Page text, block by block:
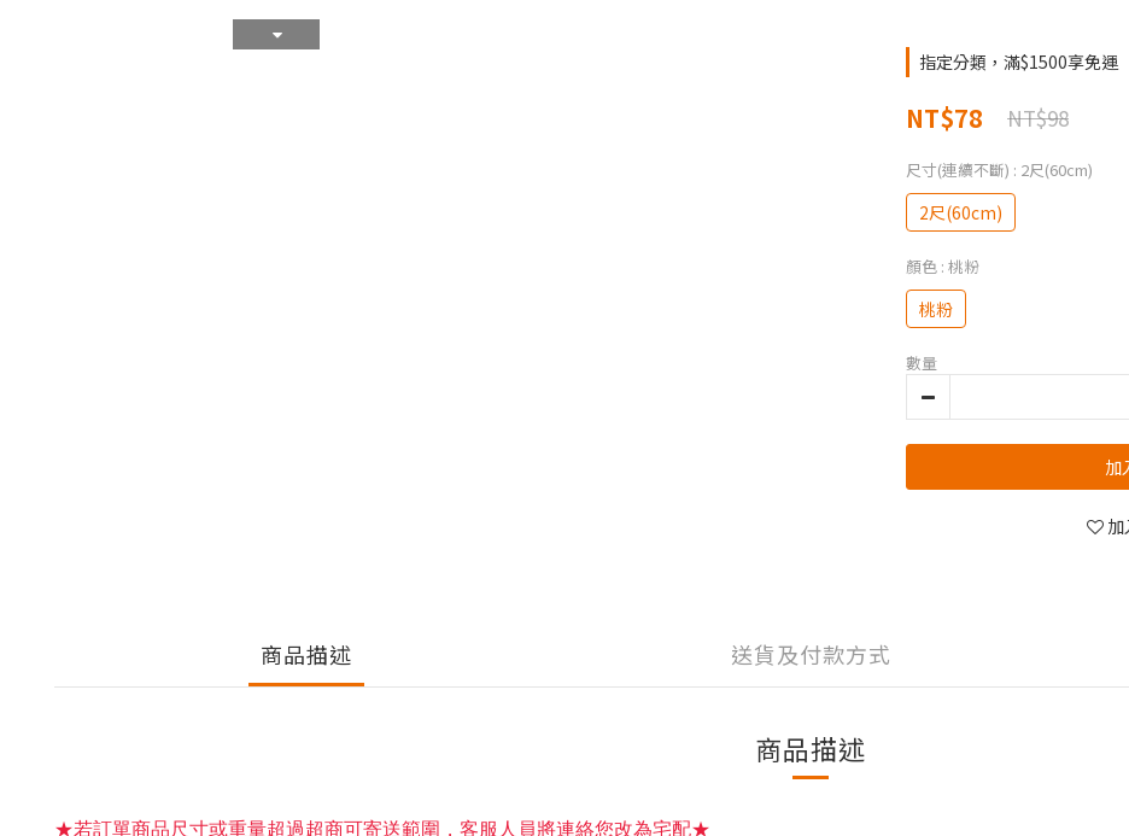
指定分類，滿$1500享免運
NT$78 NT$98
尺寸(連續不斷) : 2尺(60cm)
2尺(60cm)
顏色 : 桃粉
桃粉
數量
加
商品描述 送貨及付款方式
商品描述
★若訂單商品尺寸或重量超過超商可寄送範圍，客服人員將連絡您改為宅配★